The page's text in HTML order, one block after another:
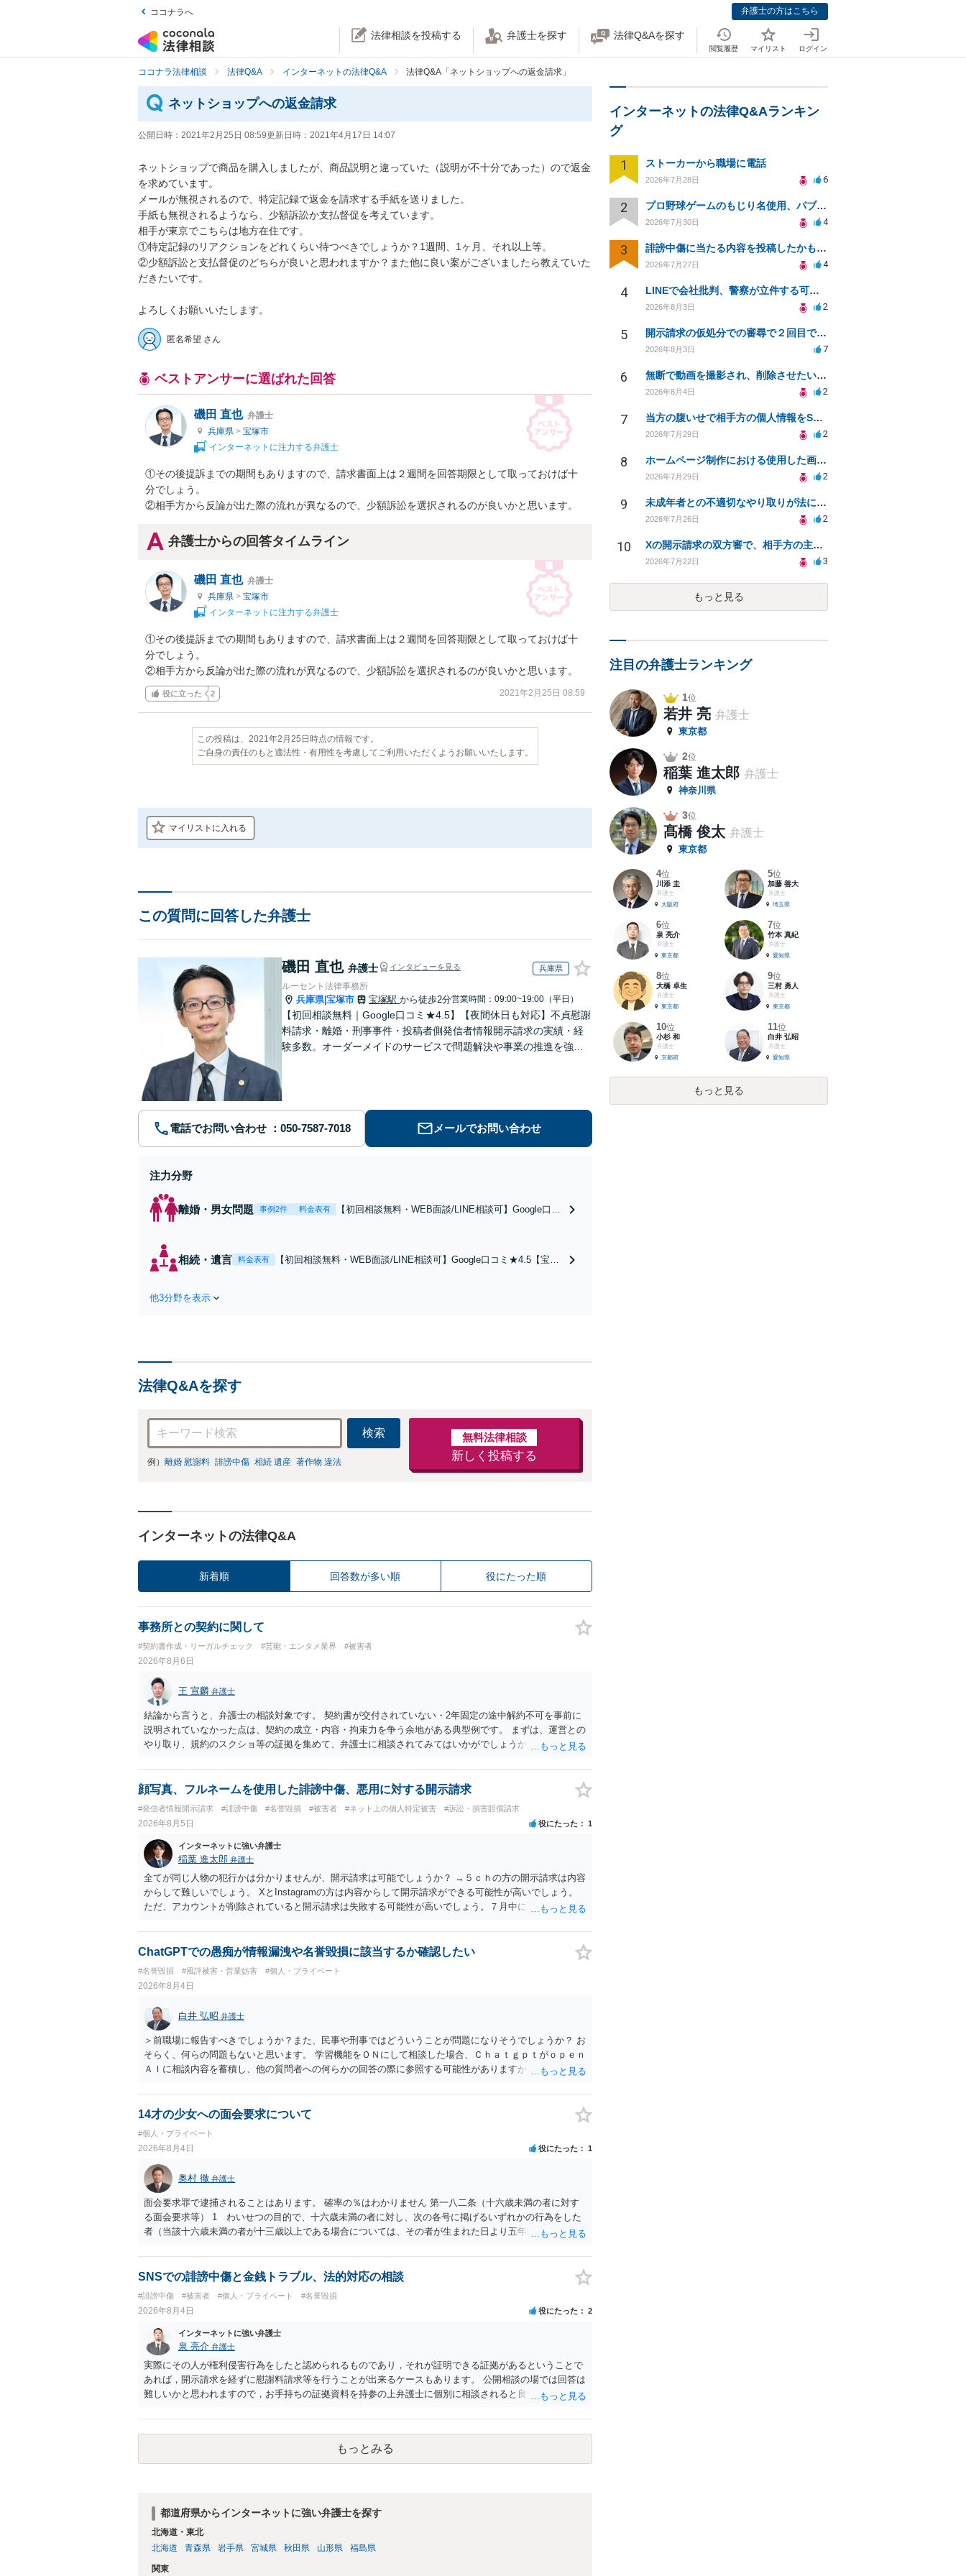
ココナラへ 弁護士の方はこちら
法律相談を投稿する 弁護士を探す 法律Q&Aを探す
閲覧履歴 マイリスト ログイン
ココナラ法律相談 法律Q&A インターネットの法律Q&A 法律Q&A「ネットショップへの返金請求」
ネットショップへの返金請求
公開日時： 2021年2月25日 08:59更新日時： 2021年4月17日 14:07
ネットショップで商品を購入しましたが、商品説明と違っていた（説明が不十分であった）ので返金
を求めています。
メールが無視されるので、特定記録で返金を請求する手紙を送りました。
手紙も無視されるようなら、少額訴訟か支払督促を考えています。
相手が東京でこちらは地方在住です。
①特定記録のリアクションをどれくらい待つべきでしょうか？1週間、1ヶ月、それ以上等。
②少額訴訟と支払督促のどちらが良いと思われますか？また他に良い案がございましたら教えていた
だきたいです。
よろしくお願いいたします。
匿名希望 さん
ベストアンサーに選ばれた回答
磯田 直也 弁護士
兵庫県 > 宝塚市
インターネットに注力する弁護士
①その後提訴までの期間もありますので、請求書面上は２週間を回答期限として取っておけば十
分でしょう。
②相手方から反論が出た際の流れが異なるので、少額訴訟を選択されるのが良いかと思います。
弁護士からの回答タイムライン
磯田 直也 弁護士
兵庫県 > 宝塚市
インターネットに注力する弁護士
①その後提訴までの期間もありますので、請求書面上は２週間を回答期限として取っておけば十
分でしょう。
②相手方から反論が出た際の流れが異なるので、少額訴訟を選択されるのが良いかと思います。
役に立った 2 2021年2月25日 08:59
この投稿は、2021年2月25日時点の情報です。
ご自身の責任のもと適法性・有用性を考慮してご利用いただくようお願いいたします。
マイリストに入れる
この質問に回答した弁護士
磯田 直也 弁護士 インタビューを見る 兵庫県
ルーセント法律事務所
兵庫県|宝塚市 宝塚駅 から徒歩2分営業時間：09:00~19:00（平日）
【初回相談無料｜Google口コミ★4.5】【夜間休日も対応】不貞慰謝
料請求・離婚・刑事事件・投稿者側発信者情報開示請求の実績・経
験多数。オーダーメイドのサービスで問題解決や事業の推進を強力
電話でお問い合わせ メールでお問い合わせ
注力分野
離婚・男女問題 事例2件 料金表有
【初回相談無料・WEB面談/LINE相談可】Google口コ
ない」解決を【夜間休日対応】
相続・遺言 料金表有
【初回相談無料・WEB面談/LINE相談可】Google口コミ★4.5【宝塚
他3分野を表示
法律Q&Aを探す
検索
例） 離婚 慰謝料 誹謗中傷 相続 遺産 著作物 違法
無料法律相談
新しく投稿する
インターネットの法律Q&A
新着順 回答数が多い順 役にたった順
事務所との契約に関して
#契約書作成・リーガルチェック #芸能・エンタメ業界 #被害者
2026年8月6日
王 宣麟 弁護士
結論から言うと、弁護士の相談対象です。 契約書が交付されていない・2年固定の途中解約不可を事前に
説明されていなかった点は、契約の成立・内容・拘束力を争う余地がある典型例です。 まずは、運営との
やり取り、規約のスクショ等の証拠を集めて、弁護士に相談されてみてはいかがでしょうか。 また同時並
顔写真、フルネームを使用した誹謗中傷、悪用に対する開示請求
#発信者情報開示請求 #誹謗中傷 #名誉毀損 #被害者 #ネット上の個人特定被害 #訴訟・損害賠償請求
2026年8月5日 役にたった 1
インターネットに強い弁護士
稲葉 進太郎 弁護士
全てが同じ人物の犯行かは分かりませんが、開示請求は可能でしょうか？ →５ｃｈの方の開示請求は内容
からして難しいでしょう。 XとInstagramの方は内容からして開示請求ができる可能性が高いでしょう。
ただ、アカウントが削除されていると開示請求は失敗する可能性が高いでしょう。７月中にアカウントが
相手に全ての弁護士費用を負担させることは可能でしょうか？ →訴訟外の交渉で相手方が認めれば負担さ
せることができるでしょう。訴訟で判決となった場合は、実際の弁護士費用が認められる場合と認められ
ChatGPTでの愚痴が情報漏洩や名誉毀損に該当するか確認したい
#名誉毀損 #風評被害・営業妨害 #個人・プライベート
2026年8月4日
白井 弘昭 弁護士
＞前職場に報告すべきでしょうか？また、民事や刑事ではどういうことが問題になりそうでしょうか？ お
そらく、何らの問題もないと思います。 学習機能をＯＮにして相談した場合、Ｃｈａｔｇｐｔがｏｐｅｎ
ＡＩに相談内容を蓄積し、他の質問者への何らかの回答の際に参照する可能性がありますが、個人名や会
ので、その情報自体が、秘密情報に当たるとは思えませんし、名誉棄損として、個人や会社に対する誹謗
中傷の不特定多数への公開に当たるとも思われません。 もちろん、誰がその内容をｃｈａｔｇｐｔに入力
して書き込んだとしても）、相談者さんが刑事民事の責任に問われることはないでしょう。 私見ながらご
参考まで。
14才の少女への面会要求について
#個人・プライベート
2026年8月4日 役にたった 1
奥村 徹 弁護士
面会要求罪で逮捕されることはあります。 確率の％はわかりません 第一八二条（十六歳未満の者に対す
る面会要求等） 1 わいせつの目的で、十六歳未満の者に対し、次の各号に掲げるいずれかの行為をした
者（当該十六歳未満の者が十三歳以上である場合については、その者が生まれた日より五年以上前の日に
又は誘惑して面会を要求すること。 二 拒まれたにもかかわらず、反復して面会を要求すること。 三
金銭その他の利益を供与し、又はその申込み若しくは約束をして面会を要求すること。 2前項の罪を犯
罰金に処する。
SNSでの誹謗中傷と金銭トラブル、法的対応の相談
#誹謗中傷 #被害者 #個人・プライベート #名誉毀損
2026年8月4日 役にたった 2
インターネットに強い弁護士
泉 亮介 弁護士
実際にその人が権利侵害行為をしたと認められるものであり，それが証明できる証拠があるということで
あれば，開示請求を経ずに慰謝料請求等を行うことが出来るケースもあります。 公開相談の場では回答は
難しいかと思われますので，お手持ちの証拠資料を持参の上弁護士に個別に相談されると良いでしょう。
もっとみる
都道府県からインターネットに強い弁護士を探す
北海道・東北
北海道
青森県 岩手県 宮城県 秋田県 山形県 福島県
関東
インターネットの法律Q&Aランキン
グ
1 ストーカーから職場に電話
2026年7月28日 6
2 プロ野球ゲームのもじり名使用、パブリシティ権の影響は？
2026年7月30日 4
3 誹謗中傷に当たる内容を投稿したかもしれない。開示請求や民事刑事裁判に発展しうるのか教えて欲しい。
2026年7月27日 4
4 LINEで会社批判、警察が立件する可能性は？
2026年8月3日 2
5 開示請求の仮処分での審尋で２回目で終わらない場合どうしたらいいですか
2026年8月3日 7
6 無断で動画を撮影され、削除させたいが連絡が返ってこない。
2026年8月4日 2
7 当方の腹いせで相手方の個人情報をSNSで晒してしまい名誉毀損させてしまったかもしれない
2026年7月29日 2
8 ホームページ制作における使用した画像や文章の著作権について
2026年7月29日 2
9 未成年者との不適切なやり取りが法に触れる可能性と対処法
2026年7月26日 2
10 Xの開示請求の双方審で、相手方の主張が口頭ばかりで把握しきれません
2026年7月22日 3
もっと見る
注目の弁護士ランキング
1位
若井 亮 弁護士
東京都
2位
稲葉 進太郎 弁護士
神奈川県
3位
髙橋 俊太 弁護士
東京都
4位
川添 圭
弁護士
大阪府
5位
加藤 善大
弁護士
埼玉県
6位
泉 亮介
弁護士
東京都
7位
竹本 真紀
弁護士
愛知県
8位
大橋 卓生
弁護士
東京都
9位
三村 勇人
弁護士
東京都
10位
小杉 和
弁護士
京都府
11位
白井 弘昭
弁護士
愛知県
もっと見る